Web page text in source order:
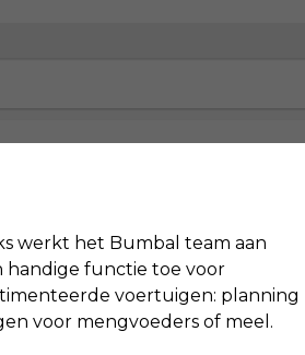
werkt het Bumbal team aan
handige functie toe voor
voertuigen: planning
voor mengvoeders of meel.